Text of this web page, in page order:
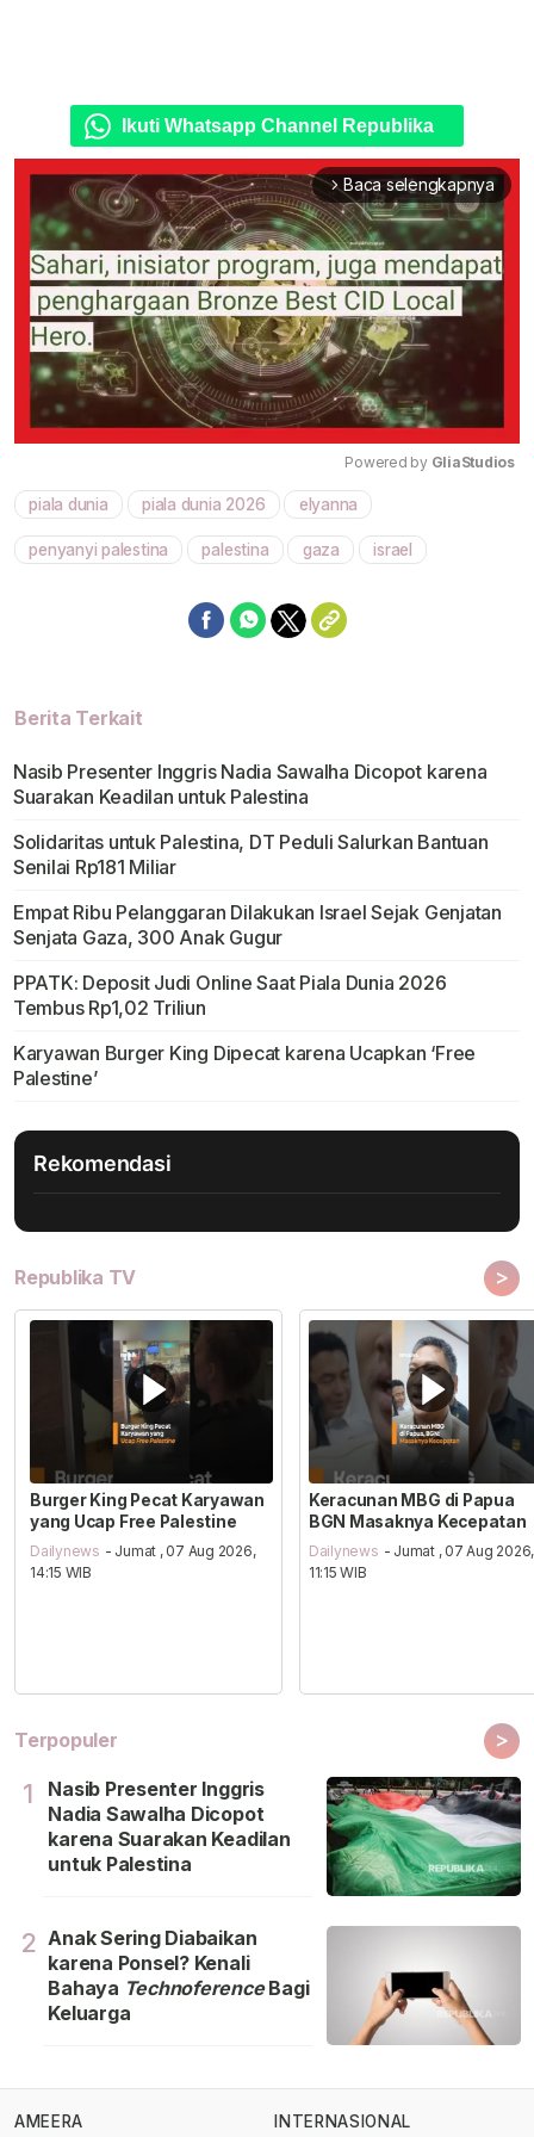
Ikuti Whatsapp Channel Republika
arrow_forward_ios Baca selengkapnya
Powered by GliaStudios
piala dunia piala dunia 2026 elyanna
penyanyi palestina palestina gaza israel
Berita Terkait
Nasib Presenter Inggris Nadia Sawalha Dicopot karena
Suarakan Keadilan untuk Palestina
Solidaritas untuk Palestina, DT Peduli Salurkan Bantuan
Senilai Rp181 Miliar
Empat Ribu Pelanggaran Dilakukan Israel Sejak Genjatan
Senjata Gaza, 300 Anak Gugur
PPATK: Deposit Judi Online Saat Piala Dunia 2026
Tembus Rp1,02 Triliun
Karyawan Burger King Dipecat karena Ucapkan ‘Free
Palestine’
Rekomendasi
Republika TV >
Burger King Pecat Karyawan
yang Ucap Free Palestine
Dailynews - Jumat , 07 Aug 2026,
14:15 WIB
Keracunan MBG di Papua
BGN Masaknya Kecepatan
Dailynews - Jumat , 07 Aug 2026,
11:15 WIB
Terpopuler >
1
Nasib Presenter Inggris
Nadia Sawalha Dicopot
karena Suarakan Keadilan
untuk Palestina
2 Anak Sering Diabaikan
karena Ponsel? Kenali
Bahaya TechnoferenceBagi
Keluarga
AMEERA INTERNASIONAL